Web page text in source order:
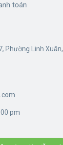
toán
Phường Linh
pm